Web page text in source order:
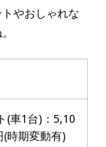
やおしゃれな
(車1台)：5,10
時期変動有)